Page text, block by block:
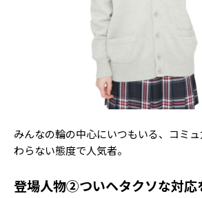
みんなの輪の中心にいつもいる、コミ
わらない態度で人気者。
登場人物②ついヘタクソな対応